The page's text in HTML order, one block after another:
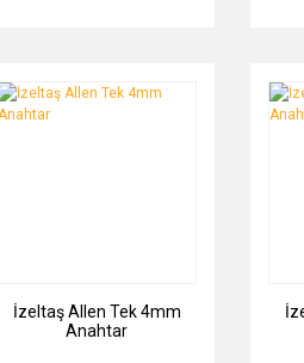
İzeltaş Allen Tek 4mm
Anahtar